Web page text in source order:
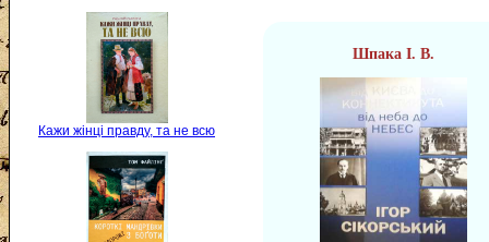
Кажи жінці правду, та не всю
Шпака І. В.